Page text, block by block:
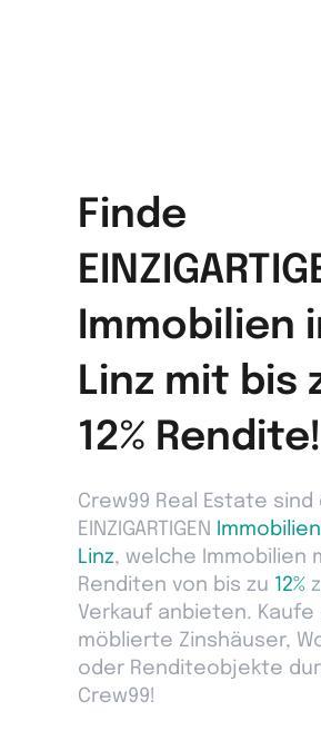
Finde
Immobilien
Linz mit bis
12% Rendite!
Crew99 Real Estate sind
EINZIGARTIGEN
Linz, welche Immobilien
Renditen von bis zu 12%
Verkauf anbieten. Kaufe
möblierte Zinshäuser,
oder Renditeobjekte
Crew99!